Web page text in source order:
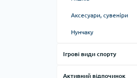
Аксесуари, сувеніри
Нунчаку
Ігрові види спорту
Активний відпочинок